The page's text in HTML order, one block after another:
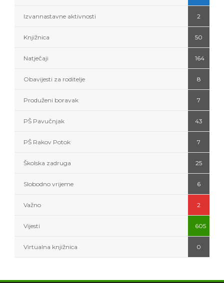
Izvannastavne aktivnosti 2
Knjižnica 50
Natječaji 164
Obavijesti za roditelje 8
Produženi boravak 7
PŠ Pavučnjak 43
PŠ Rakov Potok 7
Školska zadruga 25
Slobodno vrijeme 6
Važno 2
Vijesti 605
Virtualna knjižnica 0